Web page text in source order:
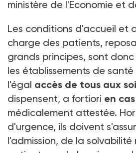
ministère de l'Economie et
Les conditions d'accueil et
charge des patients,
grands principes, sont donc
les établissements de
l'égal accès de tous aux
dispensent, a fortiori en
médicalement attestée.
d'urgence, ils doivent
l'admission, de la solvabilité